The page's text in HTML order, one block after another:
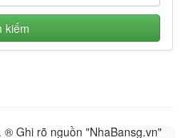
kiếm
Ghi rõ nguồn "NhaBansg.vn"